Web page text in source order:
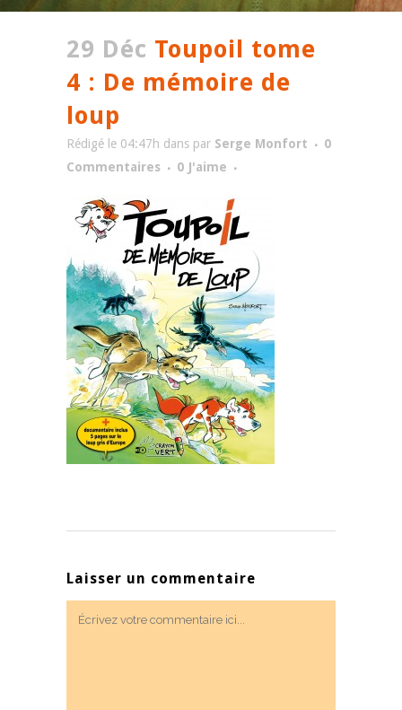
29 Déc Toupoil tome
4 : De mémoire de
loup
Rédigé le 04:47h dans par Serge Monfort
0
Commentaires
0 J'aime
Laisser un commentaire